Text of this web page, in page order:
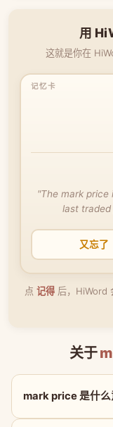
用
这就是你在
"The mark price
last
又忘了
点 记得后，HiWord
关于
mark price 是什么